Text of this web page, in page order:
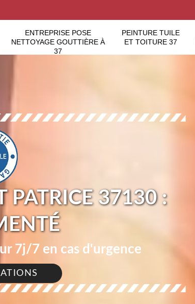
ENTREPRISE POSE
NETTOYAGE GOUTTIÈRE À
37
PEINTURE TUILE
ET TOITURE 37
PATRICE 37130 :
7j/7 en cas d'urgence